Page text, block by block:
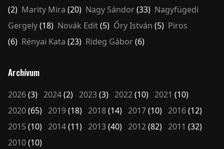
(2) Marity Mira (20) Nagy Sándor(33) Nagyfügedi
Gergely(18) Novák Edit(5) Őry István (5) Piros
(6) Rényai Kata (23) Rideg Gábor(6)
Archívum
2026(3) 2024(2) 2023(3) 2022(10) 2021 (10)
2020(65) 2019(18) 2018(14) 2017(10) 2016(12)
2015(10) 2014(11) 2013(40) 2012(82) 2011 (32)
2010(10)